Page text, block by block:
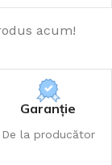
acum!
Garanție
De la producător